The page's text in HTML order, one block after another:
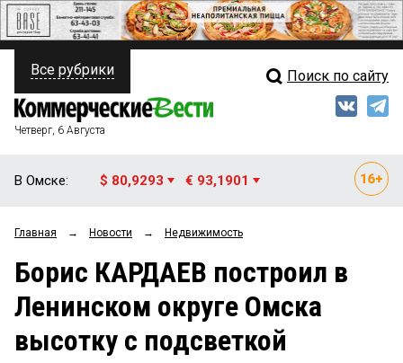
ПОЛИТИКА
ФИНАНСЫ
ОБЩЕСТВО
ЗАКОН
Свежий выпуск
Мнения
Рейтинги
Блоги
Архив
Все рубрики Поиск по сайту
Четверг, 6 Августа
В Омске: $ 80,9293 € 93,1901
Главная → Новости → Недвижимость
Борис КАРДАЕВ построил в
Ленинском округе Омска
высотку с подсветкой